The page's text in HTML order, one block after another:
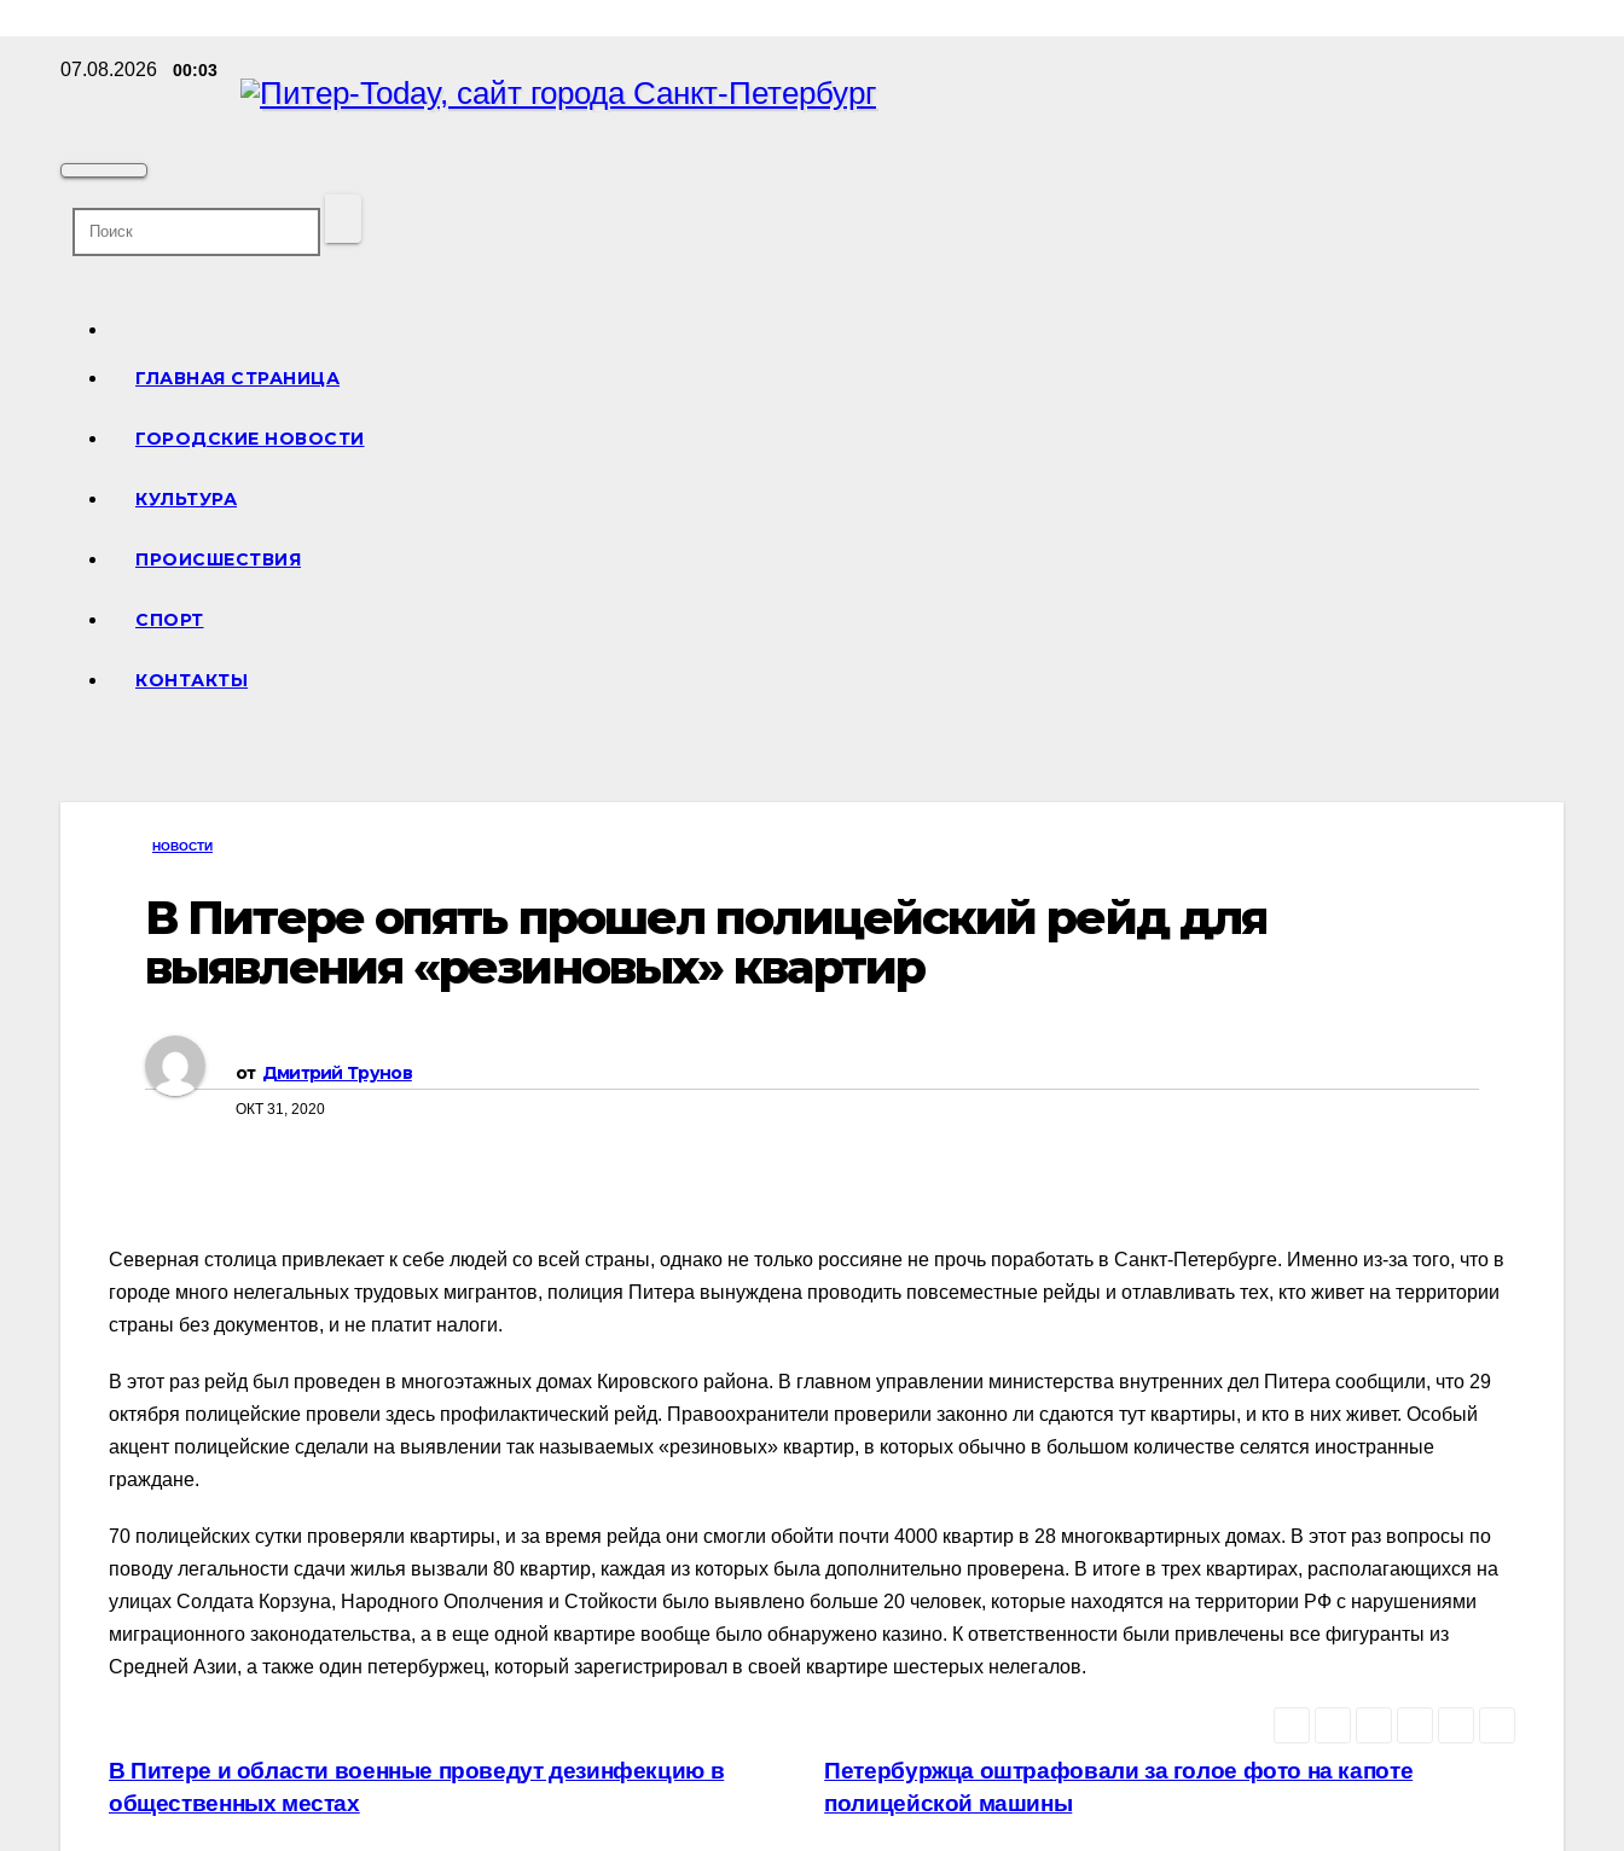
07.08.2026 00:03
ГЛАВНАЯ СТРАНИЦА
ГОРОДСКИЕ НОВОСТИ
КУЛЬТУРА
ПРОИСШЕСТВИЯ
СПОРТ
КОНТАКТЫ
НОВОСТИ
В Питере опять прошел полицейский рейд для
выявления «резиновых» квартир
от Дмитрий Трунов
ОКТ 31, 2020
Северная столица привлекает к себе людей со всей страны, однако не только россияне не прочь поработать в Санкт-Петербурге. Именно из-за того, что в
городе много нелегальных трудовых мигрантов, полиция Питера вынуждена проводить повсеместные рейды и отлавливать тех, кто живет на территории
страны без документов, и не платит налоги.
В этот раз рейд был проведен в многоэтажных домах Кировского района. В главном управлении министерства внутренних дел Питера сообщили, что 29
октября полицейские провели здесь профилактический рейд. Правоохранители проверили законно ли сдаются тут квартиры, и кто в них живет. Особый
акцент полицейские сделали на выявлении так называемых «резиновых» квартир, в которых обычно в большом количестве селятся иностранные
граждане.
70 полицейских сутки проверяли квартиры, и за время рейда они смогли обойти почти 4000 квартир в 28 многоквартирных домах. В этот раз вопросы по
поводу легальности сдачи жилья вызвали 80 квартир, каждая из которых была дополнительно проверена. В итоге в трех квартирах, располагающихся на
улицах Солдата Корзуна, Народного Ополчения и Стойкости было выявлено больше 20 человек, которые находятся на территории РФ с нарушениями
миграционного законодательства, а в еще одной квартире вообще было обнаружено казино. К ответственности были привлечены все фигуранты из
Средней Азии, а также один петербуржец, который зарегистрировал в своей квартире шестерых нелегалов.
Навигация
по
Петербуржца оштрафовали за голое фото на капоте
полицейской машины
В Питере и области военные проведут дезинфекцию в
общественных местах